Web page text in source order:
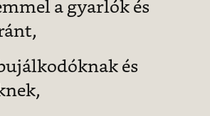
a gyarlók és
és